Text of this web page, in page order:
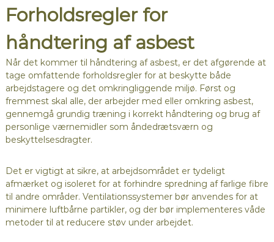
Forholdsregler for
håndtering af asbest
Når det kommer til håndtering af asbest, er det afgørende at
tage omfattende forholdsregler for at beskytte både
arbejdstagere og det omkringliggende miljø. Først og
fremmest skal alle, der arbejder med eller omkring asbest,
gennemgå grundig træning i korrekt håndtering og brug af
personlige værnemidler som åndedrætsværn og
beskyttelsesdragter.
Det er vigtigt at sikre, at arbejdsområdet er tydeligt
afmærket og isoleret for at forhindre spredning af farlige fibre
til andre områder. Ventilationssystemer bør anvendes for at
minimere luftbårne partikler, og der bør implementeres våde
metoder til at reducere støv under arbejdet.